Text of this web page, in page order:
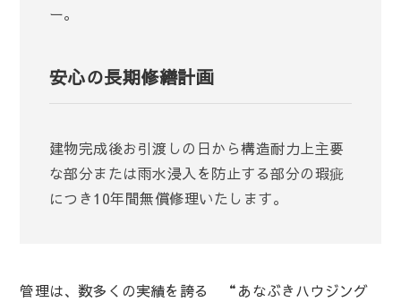
ー。
安心の長期修繕計画
建物完成後お引渡しの日から構造耐力上主要
な部分または雨水浸入を防止する部分の瑕疵
につき10年間無償修理いたします。
管理は、数多くの実績を誇る “あなぶきハウジング